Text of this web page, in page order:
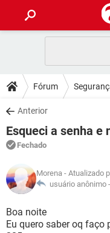
CELULAR
OUTLOOK
INSTAGRAM
GUIA DE COMPRAS
DICAS
JOGOS
OUTLOOK
GUIA DE COMPRAS
DOWNLOADS
JOGOS
CELULAR
OUTLOOK
INSTAGRAM
GUIA DE COMPRAS
FÓRUM
CELULAR
INSTAGRAM
GLOSSÁRIO
JOGOS
CELULAR
Fórum
Anterior
Esqueci a senha e
Fechado
Morena - Atualizado
usuário anônimo -
Boa noite
Eu quero saber oq faço